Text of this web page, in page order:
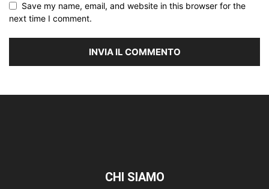
Save my name, email, and website in this browser for the
next time I comment.
CHI SIAMO